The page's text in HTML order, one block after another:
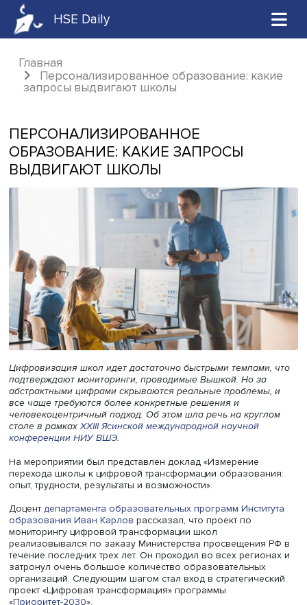
HSE Daily
Главная
Персонализированное образование:
ПЕРСОНАЛИЗИРОВАННОЕ
ОБРАЗОВАНИЕ: КАКИЕ ЗАПРОСЫ
ВЫДВИГАЮТ ШКОЛЫ
Цифровизация школ идет достаточно быстрыми
подтверждают мониторинги, проводимые Вышкой. Но за
все чаще требуются более конкретные решения и
человекоцентричный подход. Об этом шла речь на
столе в рамкахXXIII Ясинской международной научной
конференции НИУ ВШЭ
На мероприятии был представлен доклад «Измерение
перехода школы к цифровой трансформации
опыт, трудности, результаты и возможности».
Доцентдепартамента образовательных программ
образования Иван Карловрассказал, что проект по